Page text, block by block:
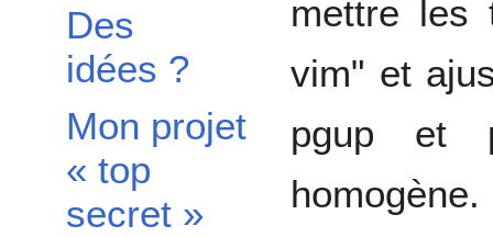
Des
idées ?
Mon projet
« top
secret »
mettre les
vim" et
pgup et
homogène.